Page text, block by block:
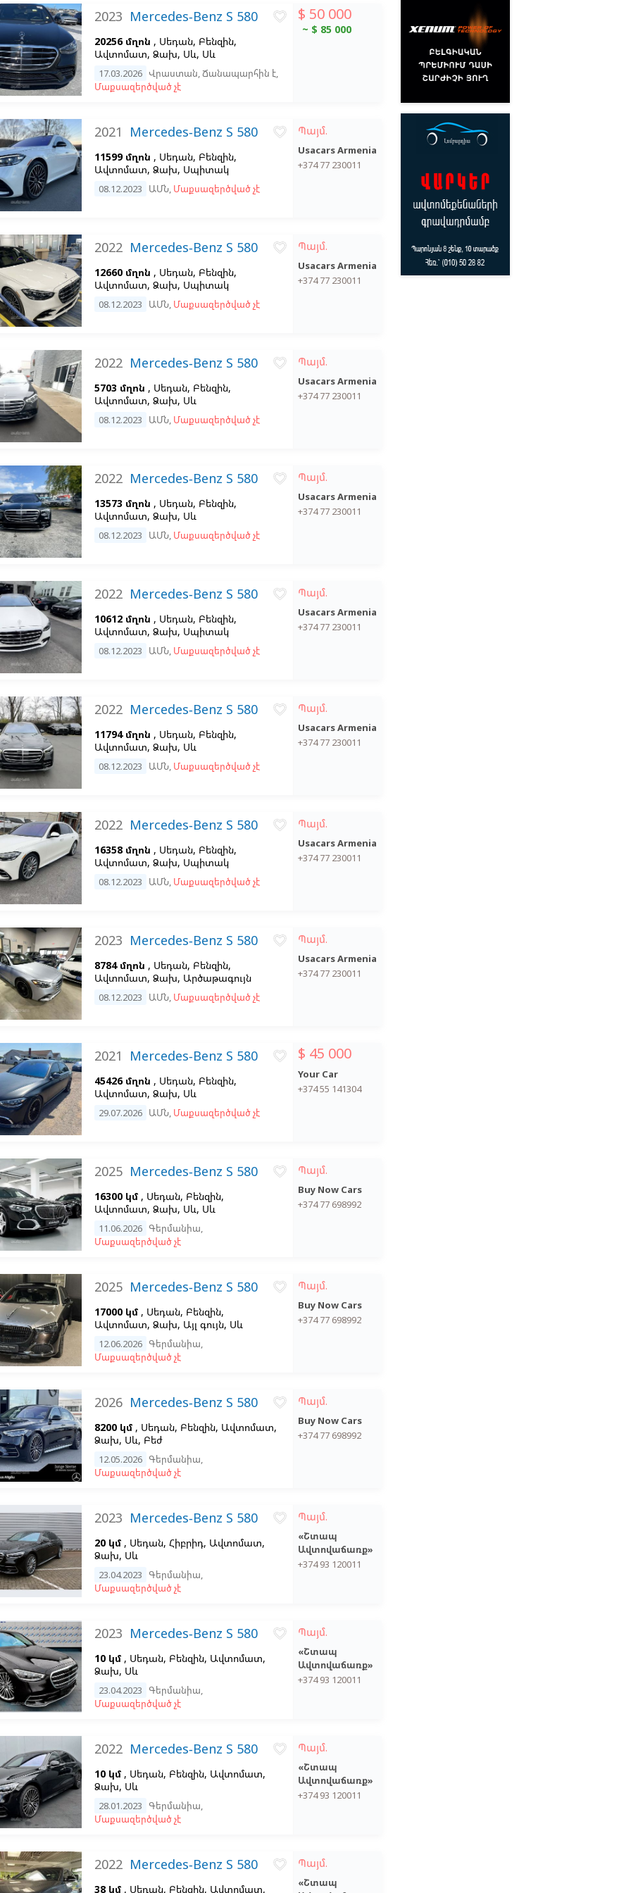
2023 Mercedes-Benz S 580
20256 մղոն , Սեդան, Բենզին,
Ավտոմատ, Ձախ, Սև, Սև
17.03.2026 Վրաստան,Ճանապարհին է,
Մաքսազերծված չէ
favorite_border $ 50 000
~ $ 85 000
2021 Mercedes-Benz S 580
11599 մղոն , Սեդան, Բենզին,
Ավտոմատ, Ձախ, Սպիտակ
08.12.2023 ԱՄՆ, Մաքսազերծված չէ
favorite_border Պայմ.
Usacars Armenia
+374 77 230011
2022Mercedes-Benz S 580
12660 մղոն , Սեդան, Բենզին,
Ավտոմատ, Ձախ, Սպիտակ
08.12.2023 ԱՄՆ, Մաքսազերծված չէ
favorite_border Պայմ.
Usacars Armenia
+374 77 230011
2022Mercedes-Benz S 580
5703 մղոն , Սեդան, Բենզին,
Ավտոմատ, Ձախ, Սև
08.12.2023 ԱՄՆ, Մաքսազերծված չէ
favorite_border Պայմ.
Usacars Armenia
+374 77 230011
2022Mercedes-Benz S 580
13573 մղոն , Սեդան, Բենզին,
Ավտոմատ, Ձախ, Սև
08.12.2023 ԱՄՆ, Մաքսազերծված չէ
favorite_border Պայմ.
Usacars Armenia
+374 77 230011
2022Mercedes-Benz S 580
10612 մղոն , Սեդան, Բենզին,
Ավտոմատ, Ձախ, Սպիտակ
08.12.2023 ԱՄՆ, Մաքսազերծված չէ
favorite_border Պայմ.
Usacars Armenia
+374 77 230011
2022Mercedes-Benz S 580
11794 մղոն , Սեդան, Բենզին,
Ավտոմատ, Ձախ, Սև
08.12.2023 ԱՄՆ, Մաքսազերծված չէ
favorite_border Պայմ.
Usacars Armenia
+374 77 230011
2022Mercedes-Benz S 580
16358 մղոն , Սեդան, Բենզին,
Ավտոմատ, Ձախ, Սպիտակ
08.12.2023 ԱՄՆ, Մաքսազերծված չէ
favorite_border Պայմ.
Usacars Armenia
+374 77 230011
2023 Mercedes-Benz S 580
8784 մղոն , Սեդան, Բենզին,
Ավտոմատ, Ձախ, Արծաթագույն
08.12.2023 ԱՄՆ, Մաքսազերծված չէ
favorite_border Պայմ.
Usacars Armenia
+374 77 230011
2021 Mercedes-Benz S 580
45426 մղոն , Սեդան, Բենզին,
Ավտոմատ, Ձախ, Սև
29.07.2026 ԱՄՆ, Մաքսազերծված չէ
favorite_border $ 45 000
Your Car
+374 55 141304
2025Mercedes-Benz S 580
16300 կմ , Սեդան, Բենզին,
Ավտոմատ, Ձախ, Սև, Սև
11.06.2026 Գերմանիա,
Մաքսազերծված չէ
favorite_border Պայմ.
Buy Now Cars
+374 77 698992
2025Mercedes-Benz S 580
17000 կմ , Սեդան, Բենզին,
Ավտոմատ, Ձախ, Այլ գույն, Սև
12.06.2026 Գերմանիա,
Մաքսազերծված չէ
favorite_border Պայմ.
Buy Now Cars
+374 77 698992
2026Mercedes-Benz S 580
8200 կմ , Սեդան, Բենզին, Ավտոմատ,
Ձախ, Սև, Բեժ
12.05.2026 Գերմանիա,
Մաքսազերծված չէ
favorite_border Պայմ.
Buy Now Cars
+374 77 698992
2023 Mercedes-Benz S 580
20 կմ , Սեդան, Հիբրիդ, Ավտոմատ,
Ձախ, Սև
23.04.2023 Գերմանիա,
Մաքսազերծված չէ
favorite_border Պայմ.
«Շտապ
Ավտովաճառք»
+374 93 120011
2023 Mercedes-Benz S 580
10 կմ , Սեդան, Բենզին, Ավտոմատ,
Ձախ, Սև
23.04.2023 Գերմանիա,
Մաքսազերծված չէ
favorite_border Պայմ.
«Շտապ
Ավտովաճառք»
+374 93 120011
2022Mercedes-Benz S 580
10 կմ , Սեդան, Բենզին, Ավտոմատ,
Ձախ, Սև
28.01.2023 Գերմանիա,
Մաքսազերծված չէ
favorite_border Պայմ.
«Շտապ
Ավտովաճառք»
+374 93 120011
2022Mercedes-Benz S 580
38 կմ , Սեդան, Բենզին, Ավտոմատ,
favorite_border Պայմ.
«Շտապ